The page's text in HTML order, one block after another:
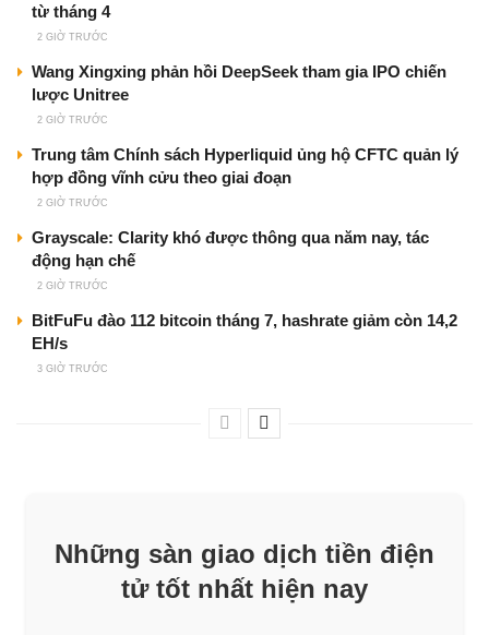
từ tháng 4
2 GIỜ TRƯỚC
Wang Xingxing phản hồi DeepSeek tham gia IPO chiến
lược Unitree
2 GIỜ TRƯỚC
Trung tâm Chính sách Hyperliquid ủng hộ CFTC quản lý
hợp đồng vĩnh cửu theo giai đoạn
2 GIỜ TRƯỚC
Grayscale: Clarity khó được thông qua năm nay, tác
động hạn chế
2 GIỜ TRƯỚC
BitFuFu đào 112 bitcoin tháng 7, hashrate giảm còn 14,2
EH/s
3 GIỜ TRƯỚC
Những sàn giao dịch tiền điện
tử tốt nhất hiện nay